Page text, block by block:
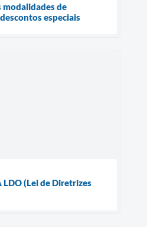
modalidades de
especiais
LDO (Lei de Diretrizes